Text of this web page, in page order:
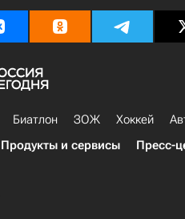
Биатлон ЗОЖ Хоккей
Продукты и сервисы Пресс-